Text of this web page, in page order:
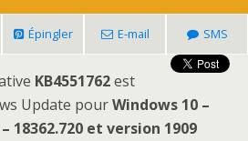
Épingler E-mail SMS
KB4551762est
Update pourWindows 10 –
18362.720 et version 1909